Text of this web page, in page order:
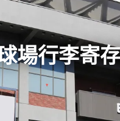
場行李寄